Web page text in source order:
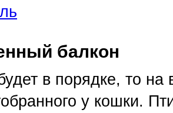
балкон
в порядке, то
у кошки.